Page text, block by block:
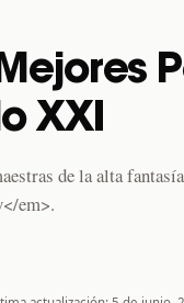
XXI
de la alta
em>.